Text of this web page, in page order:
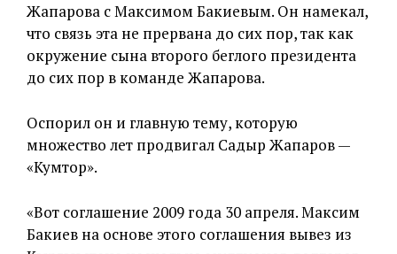
Жапарова с Максимом Бакиевым. Он намекал,
что связь эта не прервана до сих пор, так как
окружение сына второго беглого президента
до сих пор в команде Жапарова.
Оспорил он и главную тему, которую
множество лет продвигал Садыр Жапаров —
«Кумтор».
«Вот соглашение 2009 года 30 апреля. Максим
Бакиев на основе этого соглашения вывез из